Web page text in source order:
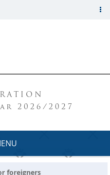
2026/2027
foreigners